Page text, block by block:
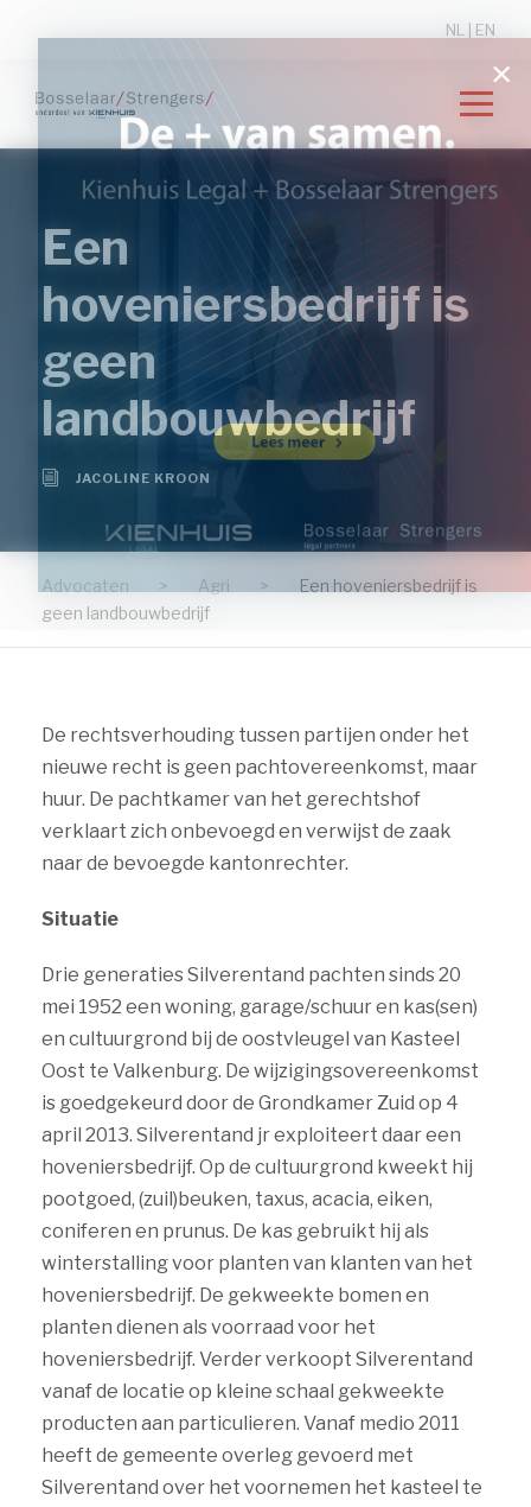
NL EN
Een
hoveniersbedrijf is
geen
landbouwbedrijf
JACOLINE KROON
Advocaten > Agri >
Een hoveniersbedrijf is
geen landbouwbedrijf
De rechtsverhouding tussen partijen onder het
nieuwe recht is geen pachtovereenkomst, maar
huur. De pachtkamer van het gerechtshof
verklaart zich onbevoegd en verwijst de zaak
naar de bevoegde kantonrechter.
Situatie
Drie generaties Silverentand pachten sinds 20
mei 1952 een woning, garage/schuur en kas(sen)
en cultuurgrond bij de oostvleugel van Kasteel
Oost te Valkenburg. De wijzigingsovereenkomst
is goedgekeurd door de Grondkamer Zuid op 4
april 2013. Silverentand jr exploiteert daar een
hoveniersbedrijf. Op de cultuurgrond kweekt hij
pootgoed, (zuil)beuken, taxus, acacia, eiken,
coniferen en prunus. De kas gebruikt hij als
winterstalling voor planten van klanten van het
hoveniersbedrijf. De gekweekte bomen en
planten dienen als voorraad voor het
hoveniersbedrijf. Verder verkoopt Silverentand
vanaf de locatie op kleine schaal gekweekte
producten aan particulieren. Vanaf medio 2011
heeft de gemeente overleg gevoerd met
Silverentand over het voornemen het kasteel te